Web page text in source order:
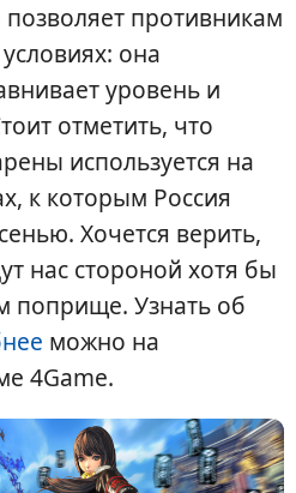
противникам
она
уровень и
отметить, что
используется на
к которым Россия
Хочется верить,
нас стороной хотя бы
поприще. Узнать об
можно на
4Game.